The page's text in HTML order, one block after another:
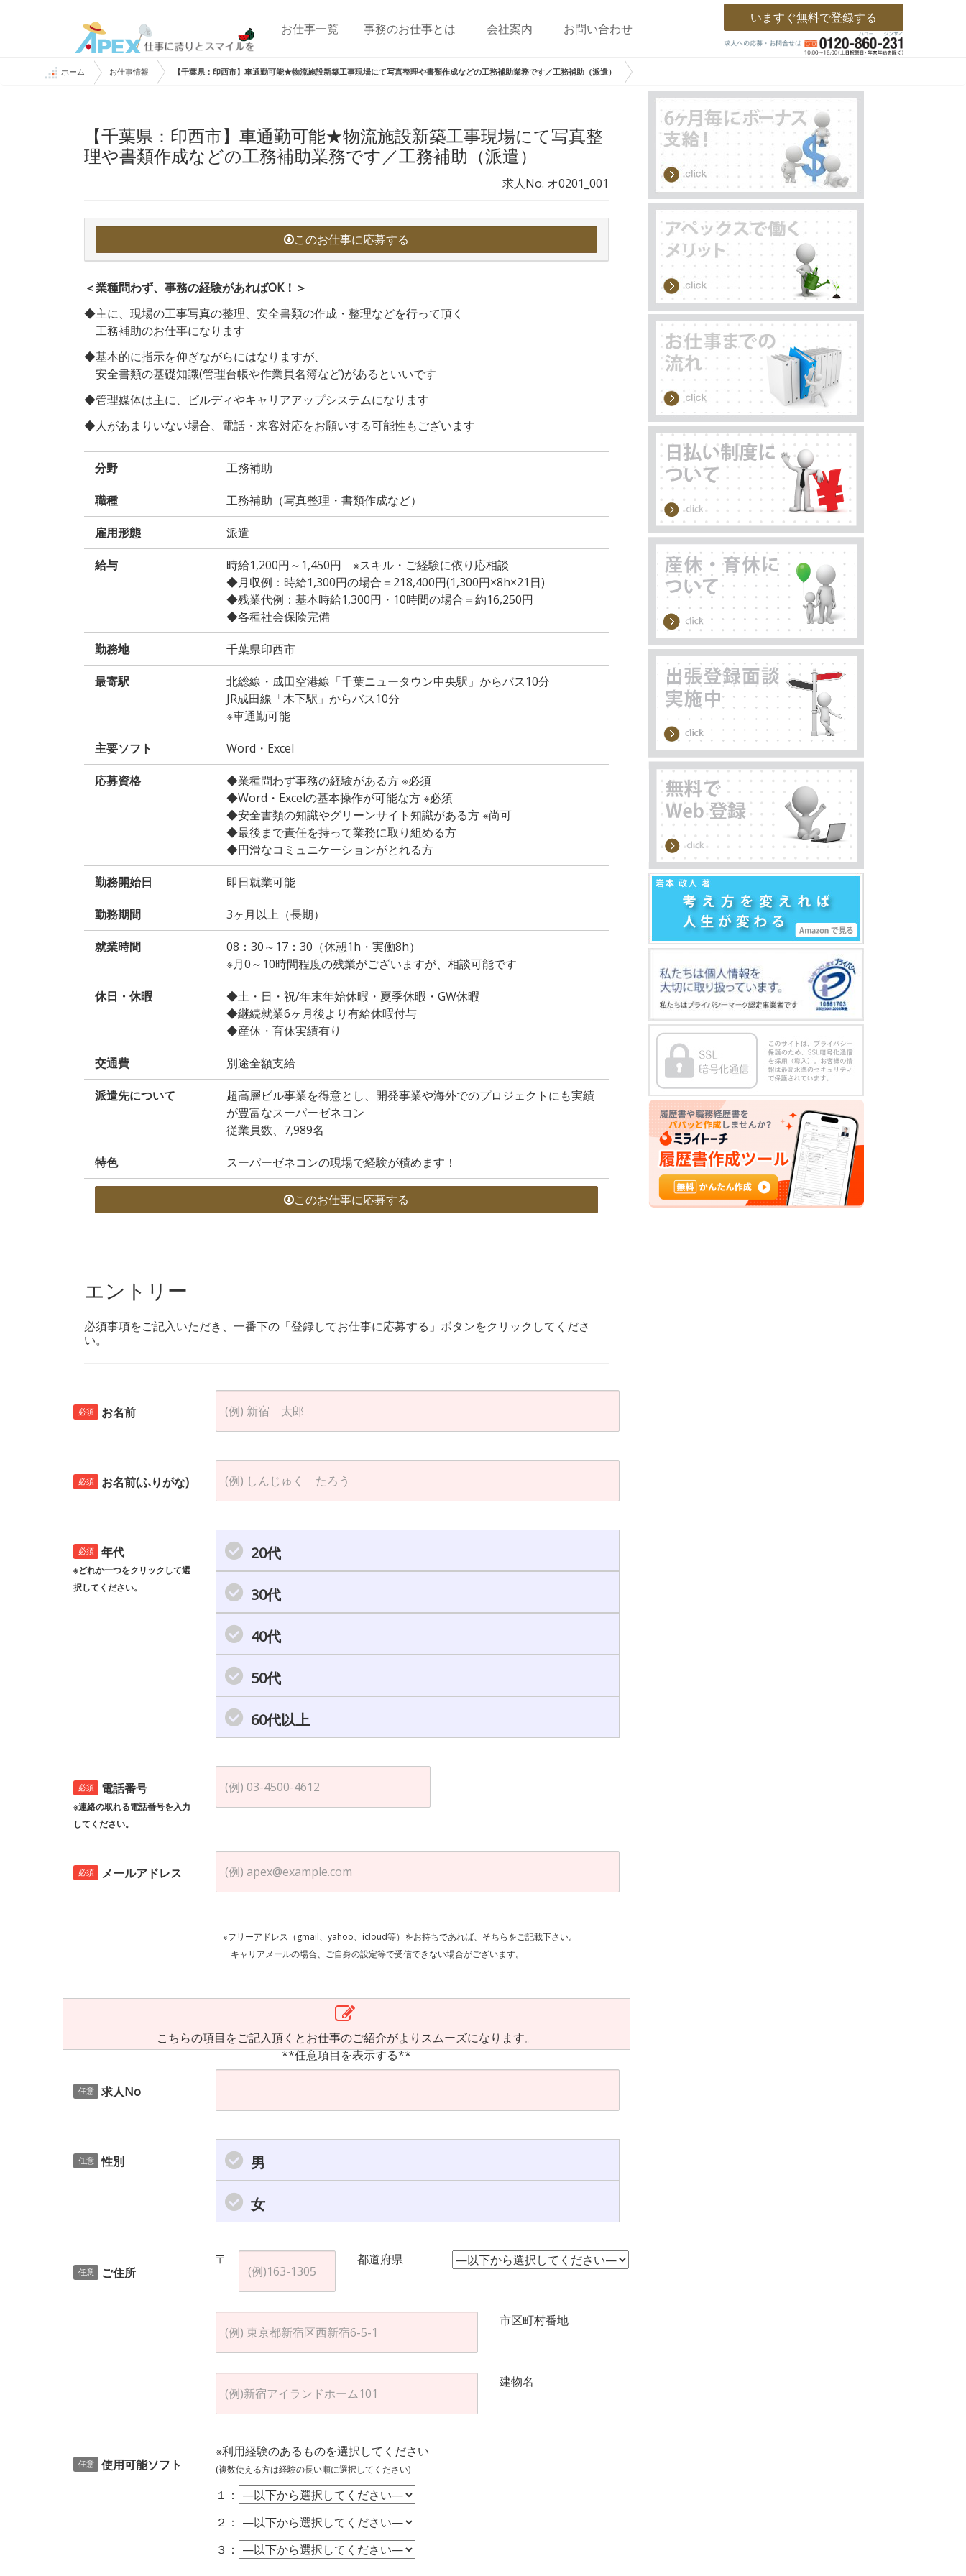
お仕事一覧 事務のお仕事とは 会社案内 お問い合わせ
いますぐ無料で登録する
ホーム お仕事情報 【千葉県：印西市】車通勤可能★物流施設新築工事現場にて写真整理や書類作成などの工務補助業務です／工務補助（派遣）
【千葉県：印西市】車通勤可能★物流施設新築工事現場にて写真整
理や書類作成などの工務補助業務です／工務補助（派遣）
求人No. オ0201_001
このお仕事に応募する
＜業種問わず、事務の経験があればOK！＞
◆主に、現場の工事写真の整理、安全書類の作成・整理などを行って頂く
工務補助のお仕事になります
◆基本的に指示を仰ぎながらにはなりますが、
安全書類の基礎知識(管理台帳や作業員名簿など)があるといいです
◆管理媒体は主に、ビルディやキャリアアップシステムになります
◆人があまりいない場合、電話・来客対応をお願いする可能性もございます
分野 工務補助
職種 工務補助（写真整理・書類作成など）
雇用形態 派遣
給与
時給1,200円～1,450円 ※スキル・ご経験に依り応相談
◆月収例：時給1,300円の場合＝218,400円(1,300円×8h×21日)
◆残業代例：基本時給1,300円・10時間の場合＝約16,250円
◆各種社会保険完備
勤務地 千葉県印西市
最寄駅
北総線・成田空港線「千葉ニュータウン中央駅」からバス10分
JR成田線「木下駅」からバス10分
※車通勤可能
主要ソフト Word・Excel
応募資格
◆業種問わず事務の経験がある方 ※必須
◆Word・Excelの基本操作が可能な方 ※必須
◆安全書類の知識やグリーンサイト知識がある方 ※尚可
◆最後まで責任を持って業務に取り組める方
◆円滑なコミュニケーションがとれる方
勤務開始日 即日就業可能
勤務期間 3ヶ月以上（長期）
就業時間
08：30～17：30（休憩1h・実働8h）
※月0～10時間程度の残業がございますが、相談可能です
休日・休暇
◆土・日・祝/年末年始休暇・夏季休暇・GW休暇
◆継続就業6ヶ月後より有給休暇付与
◆産休・育休実績有り
交通費 別途全額支給
派遣先について
超高層ビル事業を得意とし、開発事業や海外でのプロジェクトにも実績
が豊富なスーパーゼネコン
従業員数、7,989名
特色 スーパーゼネコンの現場で経験が積めます！
このお仕事に応募する
エントリー
必須事項をご記入いただき、一番下の「登録してお仕事に応募する」ボタンをクリックしてくださ
い。
必須 お名前
必須 お名前(ふりがな)
必須 年代
※どれか一つをクリックして選
択してください。
20代
30代
40代
50代
60代以上
必須 電話番号
※連絡の取れる電話番号を入力
してください。
必須 メールアドレス
※フリーアドレス（gmail、yahoo、icloud等）をお持ちであれば、そちらをご記載下さい。
キャリアメールの場合、ご自身の設定等で受信できない場合がございます。
こちらの項目をご記入頂くとお仕事のご紹介がよりスムーズになります。
**任意項目を表示する**
任意 求人No
任意 性別 男
女
任意 ご住所
〒 都道府県
市区町村番地
建物名
任意 使用可能ソフト
※利用経験のあるものを選択してください
(複数使える方は経験の長い順に選択してください)
１：
２：
３：